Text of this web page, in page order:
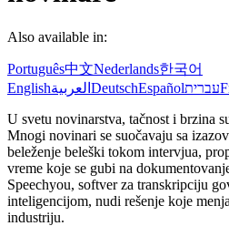
Also available in:
Português中文Nederlands한국어
Englishالعربية DeutschEspañolעברית
U svetu novinarstva, tačnost i brzina
Mnogi novinari se suočavaju sa
beleženje beleški tokom intervjua,
vreme koje se gubi na
Speechyou, softver za transkripciju
inteligencijom, nudi rešenje koje
industriju.